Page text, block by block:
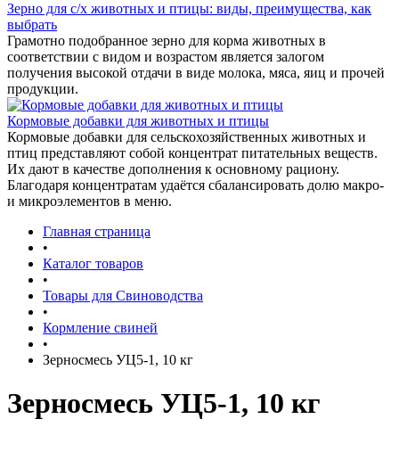
Зерно для с/х животных и птицы: виды, преимущества, как
выбрать
Грамотно подобранное зерно для корма животных в
соответствии с видом и возрастом является залогом
получения высокой отдачи в виде молока, мяса, яиц и прочей
продукции.
Кормовые добавки для животных и птицы
Кормовые добавки для сельскохозяйственных животных и
птиц представляют собой концентрат питательных веществ.
Их дают в качестве дополнения к основному рациону.
Благодаря концентратам удаётся сбалансировать долю макро-
и микроэлементов в меню.
Главная страница
•
Каталог товаров
•
Товары для Свиноводства
•
Кормление свиней
•
Зерносмесь УЦ5-1, 10 кг
Зерносмесь УЦ5-1, 10 кг